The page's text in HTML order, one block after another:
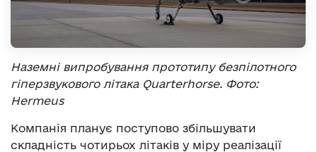
Наземні випробування прототипу безпілотного
гіперзвукового літака Quarterhorse. Фото:
Hermeus
Компанія планує поступово збільшувати
складність чотирьох літаків у міру реалізації